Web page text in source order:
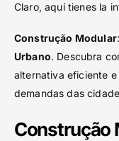
Claro, aquí tienes la
Construção Modular
Urbano. Descubra
alternativa eficiente
demandas das
Construção